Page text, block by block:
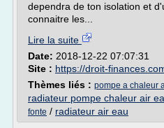
dependra de ton isolation et
connaitre les...
Lire la suite
Date: 2018-12-22 07:07:31
Site : https://droit-
Thèmes liés : pompe a chaleur
radiateur pompe chaleur air
fonte / radiateur air eau